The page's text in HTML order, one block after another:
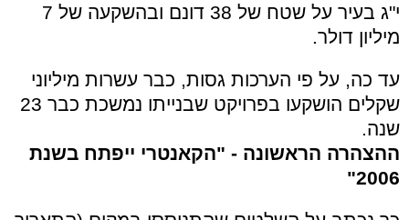
י"ג בעיר על שטח של 38 דונם ובהשקעה של 7
מיליון דולר.
עד כה, על פי הערכות גסות, כבר עשרות מיליוני
שקלים הושקעו בפרויקט שבנייתו נמשכת כבר 23
שנה.
ההצהרה הראשונה - "הקאנטרי ייפתח בשנת
2006"